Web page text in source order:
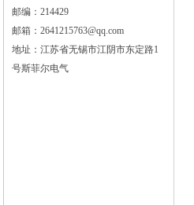
邮编：214429
邮箱：2641215763@qq.com
地址：江苏省无锡市江阴市东定路1
号斯菲尔电气